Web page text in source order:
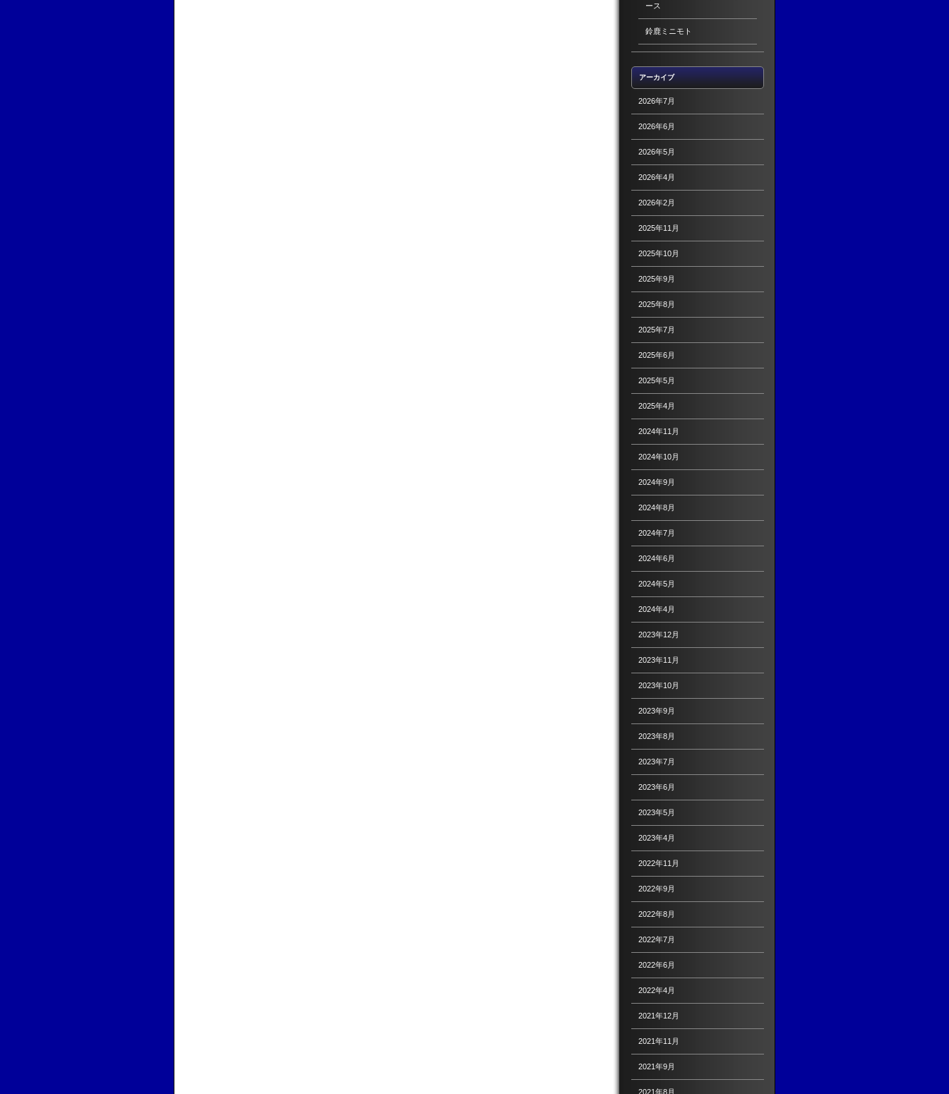
ース
鈴鹿ミニモト
アーカイブ
2026年7月
2026年6月
2026年5月
2026年4月
2026年2月
2025年11月
2025年10月
2025年9月
2025年8月
2025年7月
2025年6月
2025年5月
2025年4月
2024年11月
2024年10月
2024年9月
2024年8月
2024年7月
2024年6月
2024年5月
2024年4月
2023年12月
2023年11月
2023年10月
2023年9月
2023年8月
2023年7月
2023年6月
2023年5月
2023年4月
2022年11月
2022年9月
2022年8月
2022年7月
2022年6月
2022年4月
2021年12月
2021年11月
2021年9月
2021年8月